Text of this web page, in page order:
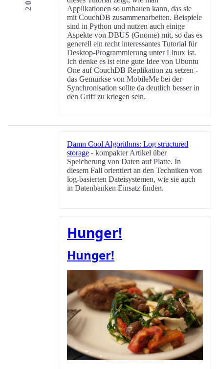
Applikationen so umbauen kann, das sie
mit CouchDB zusammenarbeiten. Beispiele
sind in Python und nutzen auch einige
Aspekte von DBUS (Gnome) mit, so das es
generell ein recht interessantes Tutorial für
Desktop-Programmierung unter Linux ist.
Ich denke es ist eine gute Idee von Ubuntu
One auf CouchDB Replikation zu setzen -
das Gemurkse von MobileMe bei der
Synchronisation sollte da deutlich besser in
den Griff zu kriegen sein.
Damn Cool Algorithms: Log structured
storage - kompakter Artikel über
Speicherung von Daten auf Platte. In
diesem Fall orientiert an den Techniken von
log-basierten Dateisystemen, wie sie auch
in Datenbanken Einsatz finden.
Hunger!
Hunger!